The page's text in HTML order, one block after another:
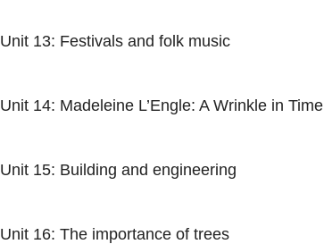
Unit 13: Festivals and folk music
Unit 14: Madeleine L’Engle: A Wrinkle in Time
Unit 15: Building and engineering
Unit 16: The importance of trees